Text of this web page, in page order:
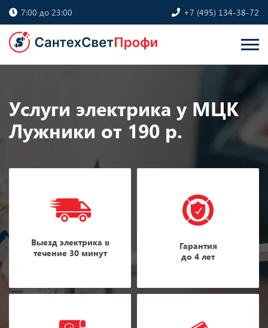
7:00 до 23:00 +7 (495) 134-38-72
Услуги электрика у МЦК
Лужники от 190 р.
Выезд электрика в
течение 30 минут
Гарантия
до 4 лет